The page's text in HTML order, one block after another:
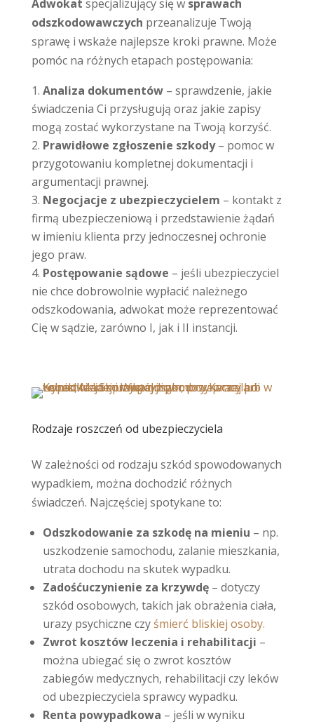
Adwokat specjalizujący się w sprawach
odszkodowawczych przeanalizuje Twoją
sprawę i wskaże najlepsze kroki prawne. Może
pomóc na różnych etapach postępowania:
Analiza dokumentów– sprawdzenie, jakie
świadczenia Ci przysługują oraz jakie zapisy
mogą zostać wykorzystane na Twoją korzyść.
Prawidłowe zgłoszenie szkody– pomoc w
przygotowaniu kompletnej dokumentacji i
argumentacji prawnej.
Negocjacje z ubezpieczycielem – kontakt z
firmą ubezpieczeniową i przedstawienie żądań
w imieniu klienta przy jednoczesnej ochronie
jego praw.
Postępowanie sądowe – jeśli ubezpieczyciel
nie chce dobrowolnie wypłacić należnego
odszkodowania, adwokat może reprezentować
Cię w sądzie, zarówno I, jak i II instancji.
Rodzaje roszczeń od ubezpieczyciela
W zależności od rodzaju szkód spowodowanych
wypadkiem, można dochodzić różnych
świadczeń. Najczęściej spotykane to:
Odszkodowanie za szkodę na mieniu – np.
uszkodzenie samochodu, zalanie mieszkania,
utrata dochodu na skutek wypadku.
Zadośćuczynienie za krzywdę– dotyczy
szkód osobowych, takich jak obrażenia ciała,
urazy psychiczne czy śmierć bliskiej osoby.
Zwrot kosztów leczenia i rehabilitacji –
można ubiegać się o zwrot kosztów
zabiegów medycznych, rehabilitacji czy leków
od ubezpieczyciela sprawcy wypadku.
Renta powypadkowa – jeśli w wyniku